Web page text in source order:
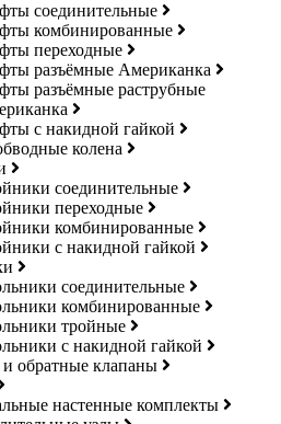
соединительные
комбинированные
переходные
разъёмные Американка
разъёмные раструбные
с накидной гайкой
колена
соединительные
переходные
комбинированные
с накидной гайкой
соединительные
комбинированные
тройные
с накидной гайкой
обратные клапаны
настенные комплекты